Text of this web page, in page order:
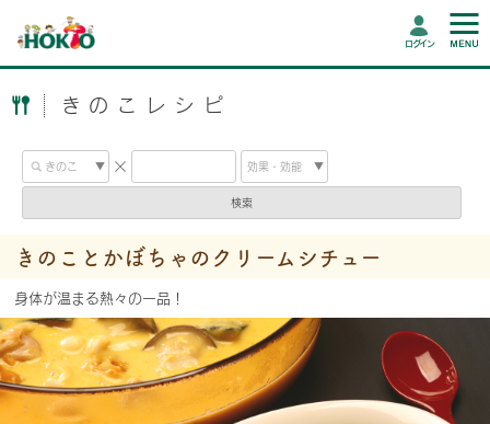
ログイン
きのこレシピ
検索
きのことかぼちゃのクリームシチュー
身体が温まる熱々の一品！